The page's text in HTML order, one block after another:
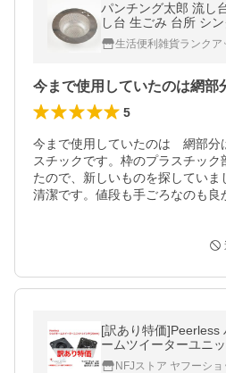
パンチング太郎 流し
し台 生ごみ 台所 シ
宅配便 送料無料
生活便利雑貨ランクア
5
今まで使用していたのは　網部分
スチックです。枠のプラスチック
たので、新しいものを探してい
清潔です。値段も手ごろなのも良
[訳あり特価]Peerless
ームツイーターユニ
MAX160W [スピーカ
NFJストア ヤフーシ